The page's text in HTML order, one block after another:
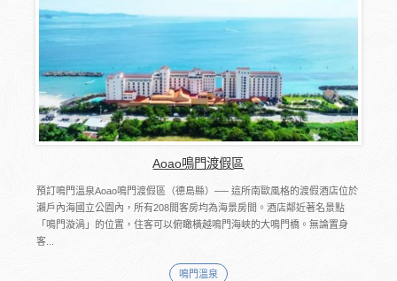
Aoao鳴門渡假區
預訂鳴門溫泉Aoao鳴門渡假區（德島縣）── 這所南歐風格的渡假酒店位於
瀨戶內海國立公園內，所有208間客房均為海景房間。酒店鄰近著名景點
「鳴門漩渦」的位置，住客可以俯瞰橫越鳴門海峽的大鳴門橋。無論置身
客...
鳴門溫泉